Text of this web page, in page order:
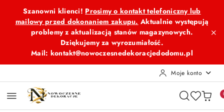
Przejdź do treści głównej
Przejdź do wyszukiwarki
Przejdź do moje konto
Przejdź do menu głównego
Przejdź do opisu produktu
Przejdź do stopki
Szanowni klienci! Prosimy o kontakt telefoniczny lub
mailowy przed dokonaniem zakupu. Aktualnie występują
problemy z aktualizacją stanów magazynowych.
Dziękujemy za wyrozumiałość.
Mail: kontakt@nowoczesnedekoracjedodomu.pl
Moje konto